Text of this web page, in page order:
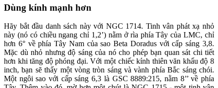
Dùng kính mạnh hơn
Hãy bắt đầu danh sách này với NGC 1714. Tinh vân phát xạ nhỏ
này (nó có chiều ngang chỉ 1,2’) nằm ở rìa phía Tây của LMC, chỉ
hơn 6° về phía Tây Nam của sao Beta Doradus với cấp sáng 3,8.
Mặc dù nhỏ nhưng độ sáng của nó cho phép bạn quan sát chi tiết
hơn khi tăng độ phóng đại. Với một chiếc kính thiên văn khẩu độ 8
inch, bạn sẽ thấy một vòng tròn sáng và vành phía Bắc sáng chói.
Một ngôi sao với cấp sáng 6,3 là GSC 8889:215, nằm 8’’ về phía